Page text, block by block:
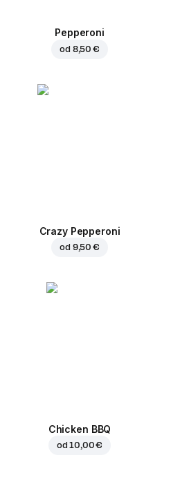
Pepperoni
od 8,50 €
Crazy Pepperoni
od 9,50 €
Chicken BBQ
od10,00 €